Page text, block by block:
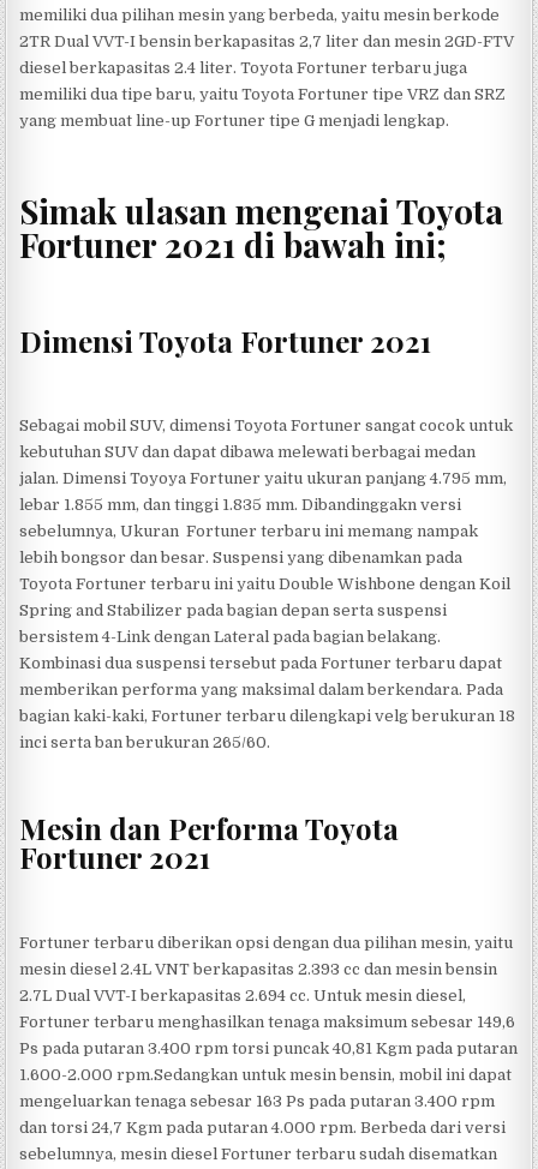
memiliki dua pilihan mesin yang berbeda, yaitu mesin berkode
2TR Dual VVT-I bensin berkapasitas 2,7 liter dan mesin 2GD-FTV
diesel berkapasitas 2.4 liter. Toyota Fortuner terbaru juga
memiliki dua tipe baru, yaitu Toyota Fortuner tipe VRZ dan SRZ
yang membuat line-up Fortuner tipe G menjadi lengkap.
Simak ulasan mengenai Toyota
Fortuner 2021 di bawah ini;
Dimensi Toyota Fortuner 2021
Sebagai mobil SUV, dimensi Toyota Fortuner sangat cocok untuk
kebutuhan SUV dan dapat dibawa melewati berbagai medan
jalan. Dimensi Toyoya Fortuner yaitu ukuran panjang 4.795 mm,
lebar 1.855 mm, dan tinggi 1.835 mm. Dibandinggakn versi
sebelumnya, Ukuran Fortuner terbaru ini memang nampak
lebih bongsor dan besar. Suspensi yang dibenamkan pada
Toyota Fortuner terbaru ini yaitu Double Wishbone dengan Koil
Spring and Stabilizer pada bagian depan serta suspensi
bersistem 4-Link dengan Lateral pada bagian belakang.
Kombinasi dua suspensi tersebut pada Fortuner terbaru dapat
memberikan performa yang maksimal dalam berkendara. Pada
bagian kaki-kaki, Fortuner terbaru dilengkapi velg berukuran 18
inci serta ban berukuran 265/60.
Mesin dan Performa Toyota
Fortuner 2021
Fortuner terbaru diberikan opsi dengan dua pilihan mesin, yaitu
mesin diesel 2.4L VNT berkapasitas 2.393 cc dan mesin bensin
2.7L Dual VVT-I berkapasitas 2.694 cc. Untuk mesin diesel,
Fortuner terbaru menghasilkan tenaga maksimum sebesar 149,6
Ps pada putaran 3.400 rpm torsi puncak 40,81 Kgm pada putaran
1.600-2.000 rpm.Sedangkan untuk mesin bensin, mobil ini dapat
mengeluarkan tenaga sebesar 163 Ps pada putaran 3.400 rpm
dan torsi 24,7 Kgm pada putaran 4.000 rpm. Berbeda dari versi
sebelumnya, mesin diesel Fortuner terbaru sudah disematkan